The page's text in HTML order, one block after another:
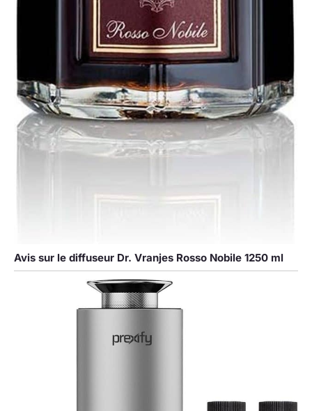
Avis sur le diffuseur Dr. Vranjes Rosso Nobile 1250 ml